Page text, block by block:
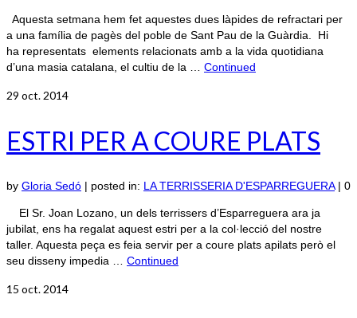
Aquesta setmana hem fet aquestes dues làpides de refractari per
a una família de pagès del poble de Sant Pau de la Guàrdia. Hi
ha representats elements relacionats amb a la vida quotidiana
d’una masia catalana, el cultiu de la … Continued
29 oct. 2014
ESTRI PER A COURE PLATS
by Gloria Sedó | posted in: LA TERRISSERIA D'ESPARREGUERA | 0
El Sr. Joan Lozano, un dels terrissers d’Esparreguera ara ja
jubilat, ens ha regalat aquest estri per a la col·lecció del nostre
taller. Aquesta peça es feia servir per a coure plats apilats però el
seu disseny impedia … Continued
15 oct. 2014